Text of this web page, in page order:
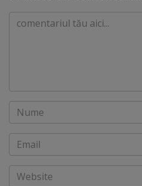
Comentariu
Nume
Email
Website